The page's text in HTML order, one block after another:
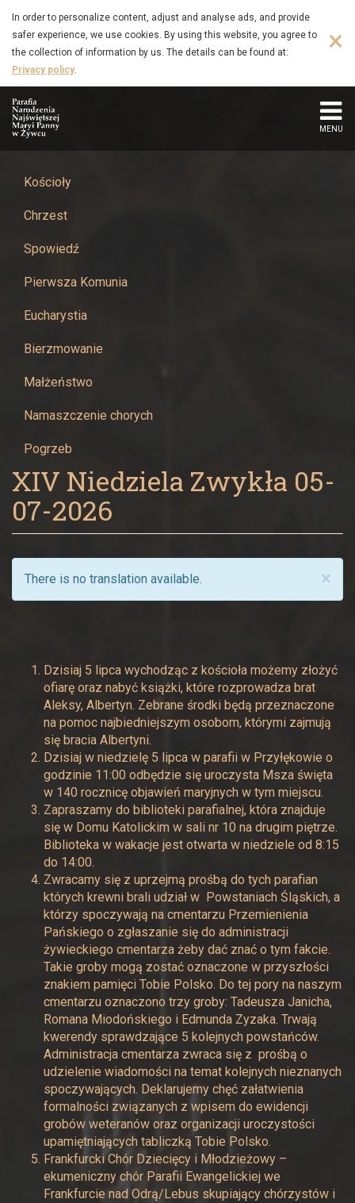
XIV
Niedziela
Zwykła
05-
2026
Parafia
Narodzenia
Najświętszej
Maryi
Panny
w
Żywcu
to
main
content
In order to personalize content, adjust and analyse ads, and provide
safer experience, we use cookies. By using this website, you agree to
the collection of information by us. The details can be found at:
Privacy policy.
×
MENU
Kościoły
Chrzest
Spowiedź
Pierwsza Komunia
Eucharystia
Bierzmowanie
Małżeństwo
Namaszczenie chorych
Pogrzeb
XIV Niedziela Zwykła 05-
07-2026
×
There is no translation available.
Dzisiaj 5 lipca wychodząc z kościoła możemy złożyć
ofiarę oraz nabyć książki, które rozprowadza brat
Aleksy, Albertyn. Zebrane środki będą przeznaczone
na pomoc najbiedniejszym osobom, którymi zajmują
się bracia Albertyni.
Dzisiaj w niedzielę 5 lipca w parafii w Przyłękowie o
godzinie 11:00 odbędzie się uroczysta Msza święta
w 140 rocznicę objawień maryjnych w tym miejscu.
Zapraszamy do biblioteki parafialnej, która znajduje
się w Domu Katolickim w sali nr 10 na drugim piętrze.
Biblioteka w wakacje jest otwarta w niedziele od 8:15
do 14:00.
Zwracamy się z uprzejmą prośbą do tych parafian
których krewni brali udział w Powstaniach Śląskich, a
którzy spoczywają na cmentarzu Przemienienia
Pańskiego o zgłaszanie się do administracji
żywieckiego cmentarza żeby dać znać o tym fakcie.
Takie groby mogą zostać oznaczone w przyszłości
znakiem pamięci Tobie Polsko. Do tej pory na naszym
cmentarzu oznaczono trzy groby: Tadeusza Janicha,
Romana Miodońskiego i Edmunda Zyzaka. Trwają
kwerendy sprawdzające 5 kolejnych powstańców.
Administracja cmentarza zwraca się z prośbą o
udzielenie wiadomości na temat kolejnych nieznanych
spoczywających. Deklarujemy chęć załatwienia
formalności związanych z wpisem do ewidencji
grobów weteranów oraz organizacji uroczystości
upamiętniających tabliczką Tobie Polsko.
Frankfurcki Chór Dziecięcy i Młodzieżowy –
ekumeniczny chór Parafii Ewangelickiej we
Frankfurcie nad Odrą/Lebus skupiający chórzystów i